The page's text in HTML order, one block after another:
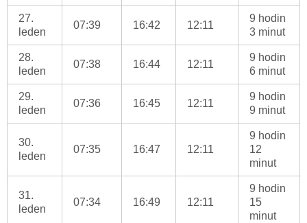
27.
leden
07:39 16:42 12:11
9 hodin
3 minut
28.
leden
07:38 16:44 12:11
9 hodin
6 minut
29.
leden
07:36 16:45 12:11
9 hodin
9 minut
30.
leden
07:35 16:47 12:11
9 hodin
12
minut
31.
leden
07:34 16:49 12:11
9 hodin
15
minut